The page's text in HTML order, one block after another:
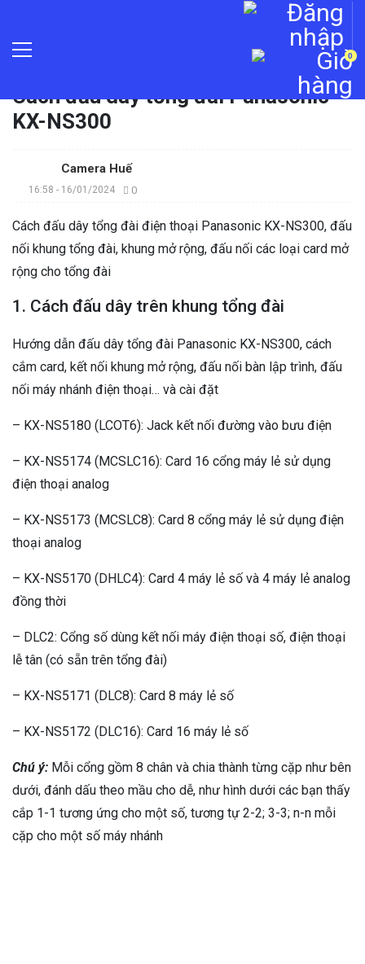
0
Cách đấu dây tổng đài Panasonic
KX-NS300
Camera Huế
16:58 - 16/01/2024 0
Cách đấu dây tổng đài điện thoại Panasonic KX-NS300, đấu
nối khung tổng đài, khung mở rộng, đấu nối các loại card mở
rộng cho tổng đài
1. Cách đấu dây trên khung tổng đài
Hướng dẫn đấu dây tổng đài Panasonic KX-NS300, cách
cắm card, kết nối khung mở rộng, đấu nối bàn lập trình, đấu
nối máy nhánh điện thoại… và cài đặt
– KX-NS5180 (LCOT6): Jack kết nối đường vào bưu điện
– KX-NS5174 (MCSLC16): Card 16 cổng máy lẻ sử dụng
điện thoại analog
– KX-NS5173 (MCSLC8): Card 8 cổng máy lẻ sử dụng điện
thoại analog
– KX-NS5170 (DHLC4): Card 4 máy lẻ số và 4 máy lẻ analog
đồng thời
– DLC2: Cổng số dùng kết nối máy điện thoại số, điện thoại
lễ tân (có sẵn trên tổng đài)
– KX-NS5171 (DLC8): Card 8 máy lẻ số
– KX-NS5172 (DLC16): Card 16 máy lẻ số
Chú ý: Mỗi cổng gồm 8 chân và chia thành từng cặp như bên
dưới, đánh dấu theo mầu cho dễ, như hình dưới các bạn thấy
cắp 1-1 tương ứng cho một số, tương tự 2-2; 3-3; n-n mỗi
cặp cho một số máy nhánh